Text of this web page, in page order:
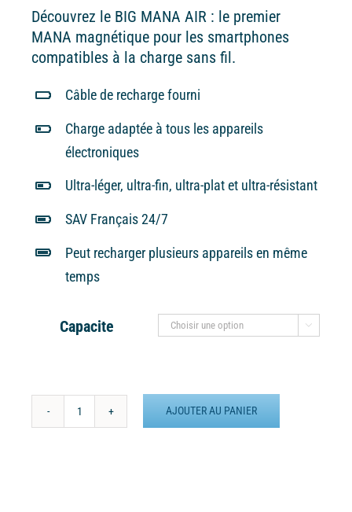
Découvrez le BIG MANA AIR : le premier
MANA magnétique pour les smartphones
compatibles à la charge sans fil.
Câble de recharge fourni
Charge adaptée à tous les appareils
électroniques
Ultra-léger, ultra-fin, ultra-plat et ultra-résistant
SAV Français 24/7
Peut recharger plusieurs appareils en même
temps
Capacite 
quantité
AJOUTER AU PANIER